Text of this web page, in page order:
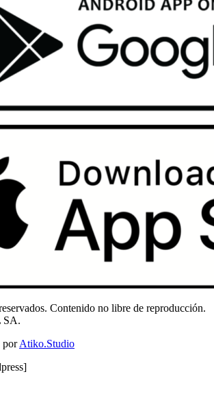
Contenido no libre de reproducción.
SA.
porAtiko.Studio